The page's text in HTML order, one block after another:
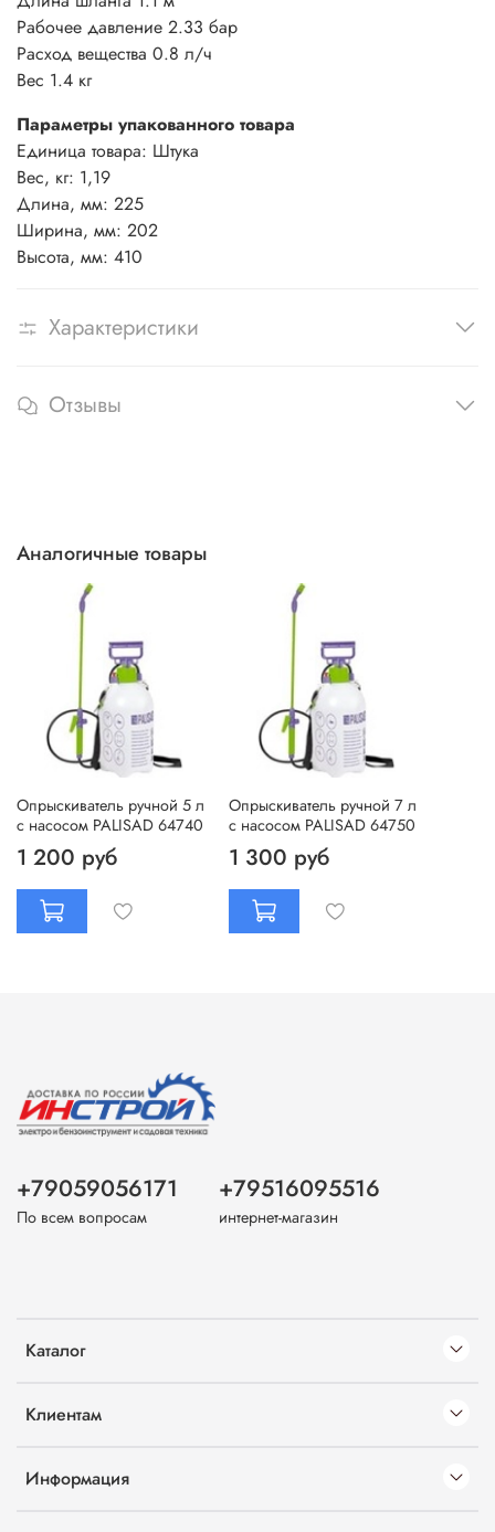
Рабочее давление 2.33 бар
Расход вещества 0.8 л/ч
Вес 1.4 кг
Параметры упакованного товара
Единица товара: Штука
Вес, кг: 1,19
Длина, мм: 225
Ширина, мм: 202
Высота, мм: 410
Характеристики
Отзывы
Аналогичные товары
Опрыскиватель ручной 5 л
с насосом PALISAD 64740
1 200 руб
Опрыскиватель ручной 7 л
с насосом PALISAD 64750
1 300 руб
Каталог
Клиентам
Информация
+79059056171
По всем вопросам
+79516095516
интернет-магазин